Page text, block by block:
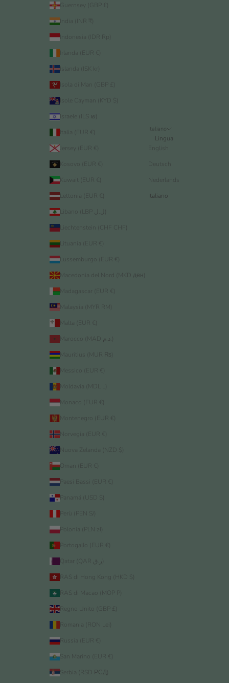
Guernsey (GBP £)
India (INR ₹)
Indonesia (IDR Rp)
Irlanda (EUR €)
Islanda (ISK kr)
Isola di Man (GBP £)
Isole Cayman (KYD $)
Israele (ILS ₪)
Italia (EUR €)
Jersey (EUR €)
Kuwait (EUR €)
Lettonia (EUR €)
Liechtenstein (CHF CHF)
Lituania (EUR €)
Lussemburgo (EUR €)
Macedonia del Nord (MKD ден)
Madagascar (EUR €)
Malaysia (MYR RM)
Malta (EUR €)
Mauritius (MUR ₨)
Messico (EUR €)
Moldavia (MDL L)
Monaco (EUR €)
Montenegro (EUR €)
Norvegia (EUR €)
Nuova Zelanda (NZD $)
Oman (EUR €)
Panamá (USD $)
Perù (PEN S/)
Polonia (PLN zł)
Portogallo (EUR €)
RAS di Hong Kong (HKD $)
RAS di Macao (MOP P)
Regno Unito (GBP £)
Romania (RON Lei)
San Marino (EUR €)
Serbia (RSD РСД)
Italiano
Lingua
English
Deutsch
Nederlands
Italiano